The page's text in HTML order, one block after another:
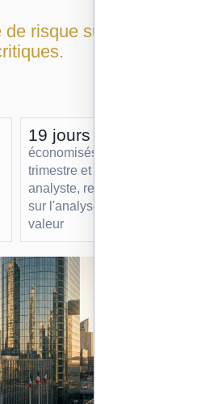
risque sur les
19 jours
économisés par
trimestre et par
analyste, redéployés
sur l'analyse à forte
valeur